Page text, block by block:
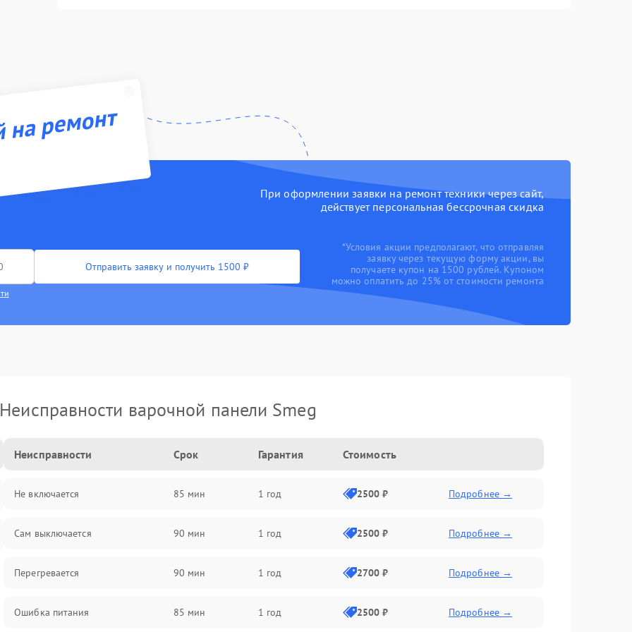
ремонт
При оформлении заявки на ремонт техники через сайт,
действует персональная бессрочная скидка
Отправить заявку и получить 1500 ₽
*Условия акции предполагают, что отправляя
заявку через текущую форму акции, вы
получаете купон на 1500 рублей. Купоном
можно оплатить до 25% от стоимости ремонта
Неисправности варочной панели Smeg
Неисправности Срок Гарантия Стоимость
Не включается 85 мин 1 год 2500 ₽ Подробнее →
Сам выключается 90 мин 1 год 2500 ₽ Подробнее →
Перегревается 90 мин 1 год 2700 ₽ Подробнее →
Ошибка питания 85 мин 1 год 2500 ₽ Подробнее →